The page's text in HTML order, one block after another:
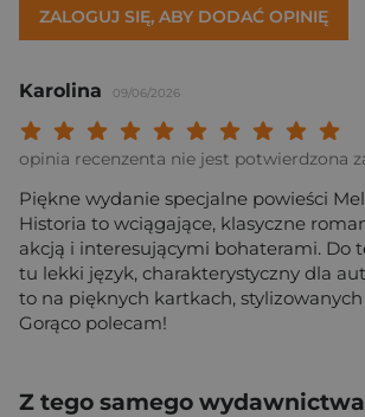
ZALOGUJ SIĘ, ABY DODAĆ OPINIĘ
Karolina 09/06/2026
Twoja
Twoja
Twoja ocena:
Twoja ocena: Dobra
Twoja ocena: Przeciętna
Twoja ocena: Może być 4/
Twoja ocena: Słaba 3/10"
Twoja ocena: Bardzo słaba 2/10"
Twoja ocena: Beznadziejna 1/10"
opinia recenzenta nie jest potwierdzona
Piękne wydanie specjalne powieści
Historia to wciągające, klasyczne
akcją i interesującymi bohaterami. Do
tu lekki język, charakterystyczny dla
to na pięknych kartkach, stylizowanych
Gorąco polecam!
Z tego samego wydawnictwa